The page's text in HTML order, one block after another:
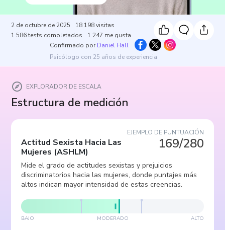
2 de octubre de 2025 18 198 visitas
1 586 tests completados 1 247 me gusta
Confirmado por Daniel Hall
Psicólogo con 25 años de experiencia
EXPLORADOR DE ESCALA
Estructura de medición
EJEMPLO DE PUNTUACIÓN
169/280
Actitud Sexista Hacia Las
Mujeres (ASHLM)
Mide el grado de actitudes sexistas y prejuicios
discriminatorios hacia las mujeres, donde puntajes más
altos indican mayor intensidad de estas creencias.
BAJO MODERADO ALTO